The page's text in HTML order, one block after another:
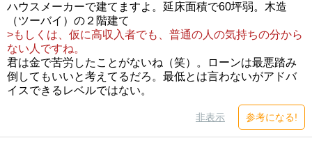
ハウスメーカーで建てますよ。延床面積で60坪弱。木造
（ツーバイ）の２階建て
>もしくは、仮に高収入者でも、普通の人の気持ちの分から
ない人ですね。
君は金で苦労したことがないね（笑）。ローンは最悪踏み
倒してもいいと考えてるだろ。最低とは言わないがアドバ
イスできるレベルではない。
非表示 参考になる!